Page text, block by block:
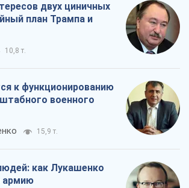
двух циничных
план Трампа и
10,8 т.
к функционированию
военного
15,9 т.
как Лукашенко
армию